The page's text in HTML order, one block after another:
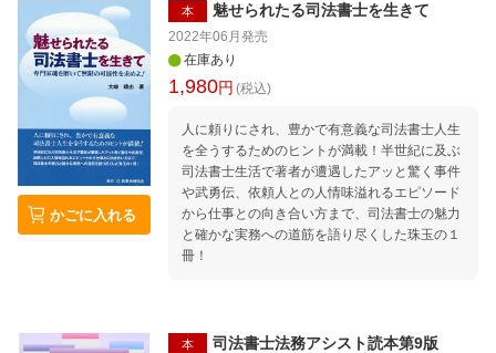
かごに入れる
本 魅せられたる司法書士を生きて
2022年06月 発売
在庫あり
1,980円 (税込)
人に頼りにされ、豊かで有意義な司法書士人生
を全うするためのヒントが満載！半世紀に及ぶ
司法書士生活で著者が遭遇したアッと驚く事件
や武勇伝、依頼人との人情味溢れるエピソード
から仕事との向き合い方まで、司法書士の魅力
と確かな実務への道筋を語り尽くした珠玉の１
冊！
本 司法書士法務アシスト読本第9版